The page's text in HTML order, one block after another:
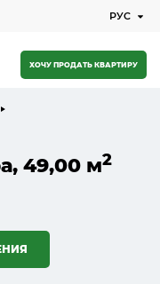
ХОЧУ ПРОДАТЬ КВАРТИРУ
49,00 м2